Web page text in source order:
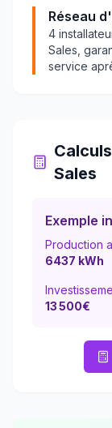
Réseau
4
Sales ,
service
Sales
Exemple
Production
6437 kWh
13 500€